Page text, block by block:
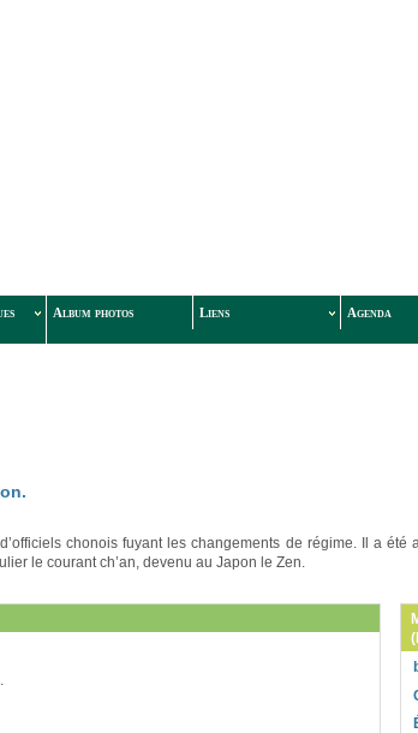
Album photos Liens Agenda
chonois fuyant les changements de régime. Il a
le courant ch’an, devenu au Japon le Zen.